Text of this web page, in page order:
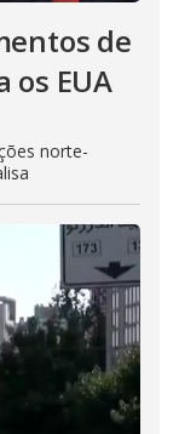
de
os EUA
norte-